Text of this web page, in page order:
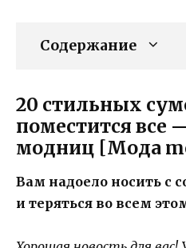
Содержание
20 стильных
поместится все
модниц [Мода
Вам надоело носить с
и теряться во всем